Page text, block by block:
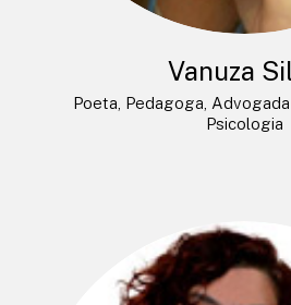
Vanuza
Poeta, Pedagoga,
Psicologia